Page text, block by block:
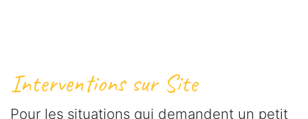
Interventions sur Site
Pour les situations qui demandent un petit